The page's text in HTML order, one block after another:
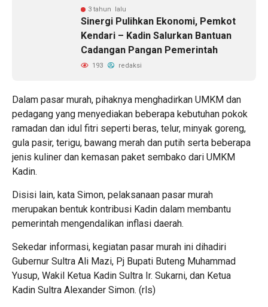
3 tahun lalu
Sinergi Pulihkan Ekonomi, Pemkot
Kendari – Kadin Salurkan Bantuan
Cadangan Pangan Pemerintah
193 redaksi
Dalam pasar murah, pihaknya menghadirkan UMKM dan
pedagang yang menyediakan beberapa kebutuhan pokok
ramadan dan idul fitri seperti beras, telur, minyak goreng,
gula pasir, terigu, bawang merah dan putih serta beberapa
jenis kuliner dan kemasan paket sembako dari UMKM
Kadin.
Disisi lain, kata Simon, pelaksanaan pasar murah
merupakan bentuk kontribusi Kadin dalam membantu
pemerintah mengendalikan inflasi daerah.
Sekedar informasi, kegiatan pasar murah ini dihadiri
Gubernur Sultra Ali Mazi, Pj Bupati Buteng Muhammad
Yusup, Wakil Ketua Kadin Sultra Ir. Sukarni, dan Ketua
Kadin Sultra Alexander Simon. (rls)